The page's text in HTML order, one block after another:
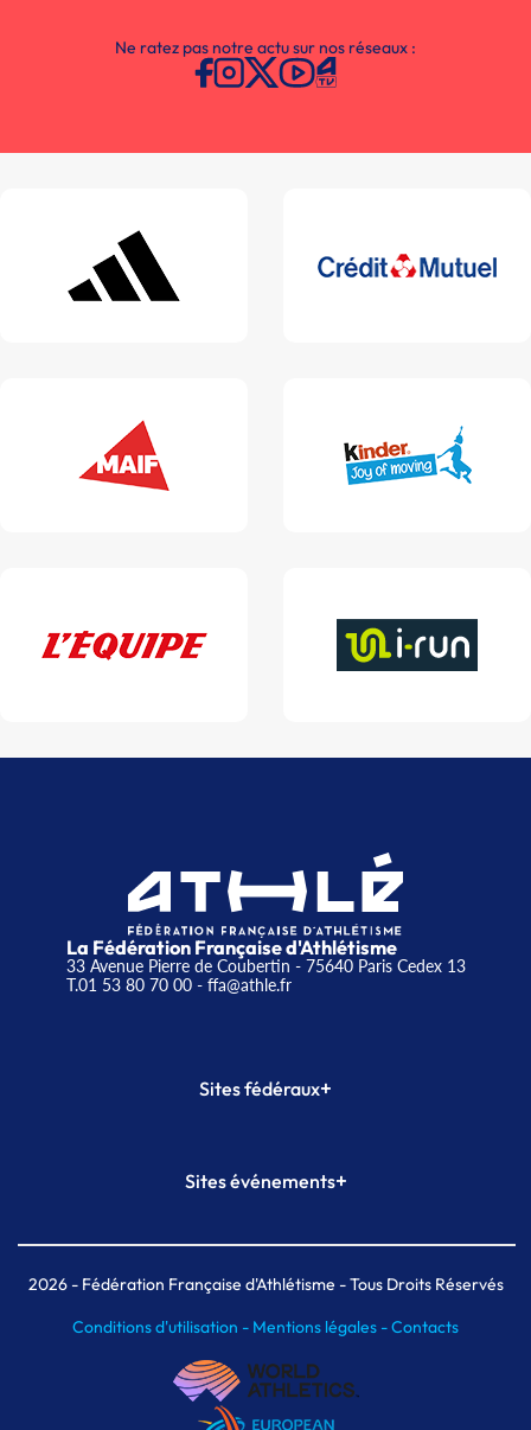
Ne ratez pas notre actu sur nos réseaux :
La Fédération Française d'Athlétisme
33 Avenue Pierre de Coubertin - 75640 Paris Cedex 13
T.01 53 80 70 00- ffa@athle.fr
Sites fédéraux+
Plateforme Formation
Sites événements+
Meeting de Paris indoor
MAIF Ekiden de Paris
2026- Fédération Française d'Athlétisme - Tous Droits Réservés
Conditions d'utilisation - Mentions légales -Contacts